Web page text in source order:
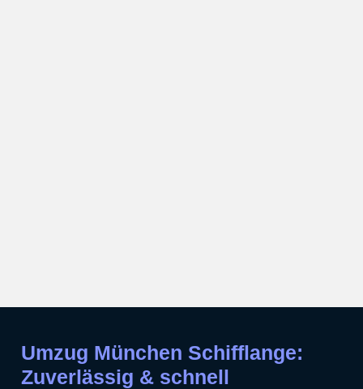
Umzug München Schifflange:
Zuverlässig & schnell